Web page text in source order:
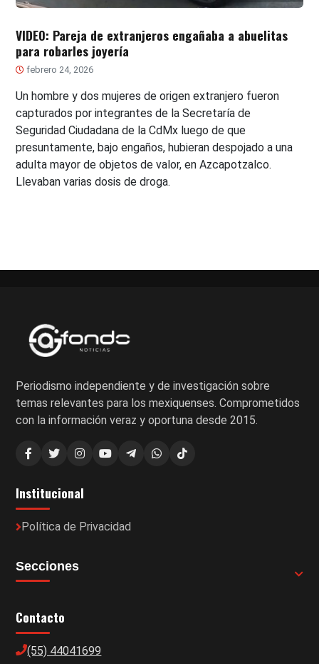
VIDEO: Pareja de extranjeros engañaba a abuelitas
para robarles joyería
febrero 24, 2026
Un hombre y dos mujeres de origen extranjero fueron
capturados por integrantes de la Secretaría de
Seguridad Ciudadana de la CdMx luego de que
presuntamente, bajo engaños, hubieran despojado a una
adulta mayor de objetos de valor, en Azcapotzalco.
Llevaban varias dosis de droga.
Periodismo independiente y de investigación sobre
temas relevantes para los mexiquenses. Comprometidos
con la información veraz y oportuna desde 2015.
Institucional
Política de Privacidad
Secciones
Contacto
(55) 44041699